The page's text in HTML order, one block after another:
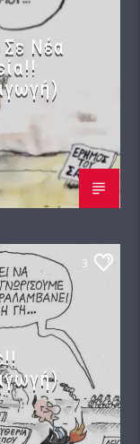
Σε Νέα
3